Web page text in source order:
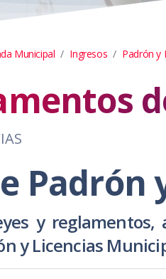
Municipal Ingresos Padrón y
Padrón
y
y Licencias